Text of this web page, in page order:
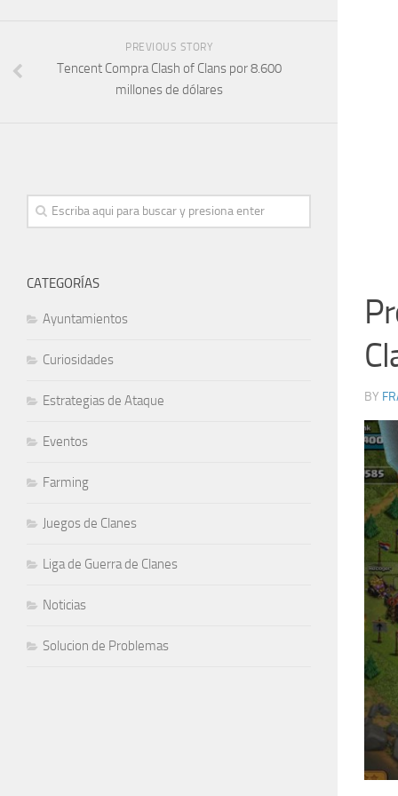
BY
PREVIOUS STORY
Tencent Compra Clash of Clans por 8.600
millones de dólares
CATEGORÍAS
Ayuntamientos
Curiosidades
Estrategias de Ataque
Eventos
Farming
Juegos de Clanes
Liga de Guerra de Clanes
Noticias
Solucion de Problemas